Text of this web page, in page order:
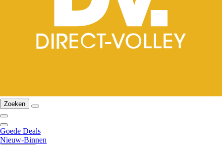
Zoeken
Goede Deals
Nieuw-Binnen